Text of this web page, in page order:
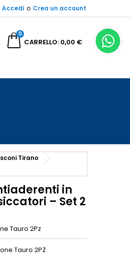
Accedi o Crea un account
CARRELLO
0
0,00 €
Tirano
in
– Set 2
Tauro 2Pz
Tauro 2PZ